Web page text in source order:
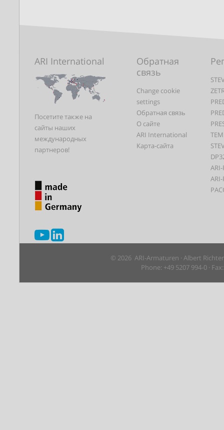
ARI International
Посетите также на
сайты наших
международных
партнеров!
Обратная
связь
Change cookie
settings
Обратная связь
О сайте
ARI International
Карта-сайта
© 2026 ARI-Armaturen · Albert
Phone: +49 5207 994-0 ·